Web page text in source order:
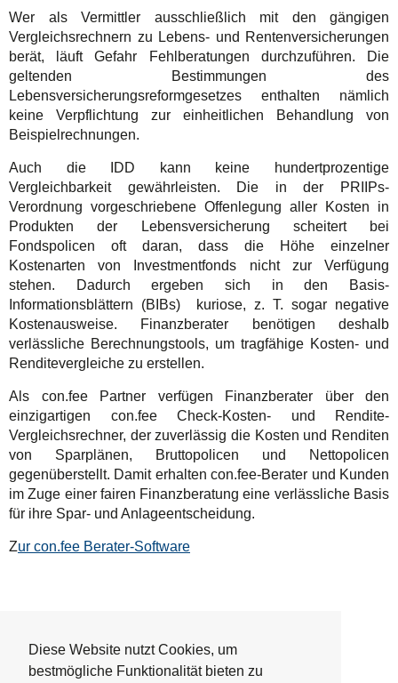
Diese Website nutzt Cookies, um
bestmögliche Funktionalität bieten zu
Wer als Vermittler ausschließlich mit den gängigen
Vergleichsrechnern zu Lebens- und Rentenversicherungen
berät, läuft Gefahr Fehlberatungen durchzuführen. Die
geltenden Bestimmungen des
Lebensversicherungsreformgesetzes enthalten nämlich
keine Verpflichtung zur einheitlichen Behandlung von
Beispielrechnungen.
Auch die IDD kann keine hundertprozentige
Vergleichbarkeit gewährleisten. Die in der PRIIPs-
Verordnung vorgeschriebene Offenlegung aller Kosten in
Produkten der Lebensversicherung scheitert bei
Fondspolicen oft daran, dass die Höhe einzelner
Kostenarten von Investmentfonds nicht zur Verfügung
stehen. Dadurch ergeben sich in den Basis-
Informationsblättern (BIBs) kuriose, z. T. sogar negative
Kostenausweise. Finanzberater benötigen deshalb
verlässliche Berechnungstools, um tragfähige Kosten- und
Renditevergleiche zu erstellen.
Als con.fee Partner verfügen Finanzberater über den
einzigartigen con.fee Check-Kosten- und Rendite-
Vergleichsrechner, der zuverlässig die Kosten und Renditen
von Sparplänen, Bruttopolicen und Nettopolicen
gegenüberstellt. Damit erhalten con.fee-Berater und Kunden
im Zuge einer fairen Finanzberatung eine verlässliche Basis
für ihre Spar- und Anlageentscheidung.
Zur con.fee Berater-Software